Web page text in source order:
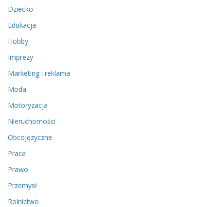
Dziecko
Edukacja
Hobby
Imprezy
Marketing i reklama
Moda
Motoryzacja
Nieruchomości
Obcojęzyczne
Praca
Prawo
Przemysł
Rolnictwo